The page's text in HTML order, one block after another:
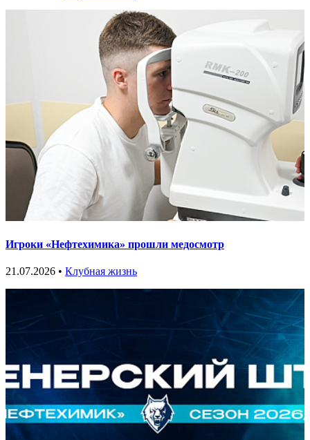
Игроки «Нефтехимика» прошли медосмотр
21.07.2026 • Клубная жизнь